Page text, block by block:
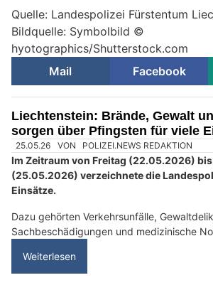
Quelle: Landespolizei Fürstentum
Bildquelle: Symbolbild ©
hyotographics/Shutterstock.com
Mail
Facebook
Liechtenstein: Brände, Gewalt
sorgen über Pfingsten für viele
25.05.26 VON POLIZEI.NEWS REDAKTION
Im Zeitraum von Freitag (22.05.2026)
(25.05.2026) verzeichnete die
Einsätze.
Dazu gehörten Verkehrsunfälle,
Sachbeschädigungen und medizinische
Weiterlesen